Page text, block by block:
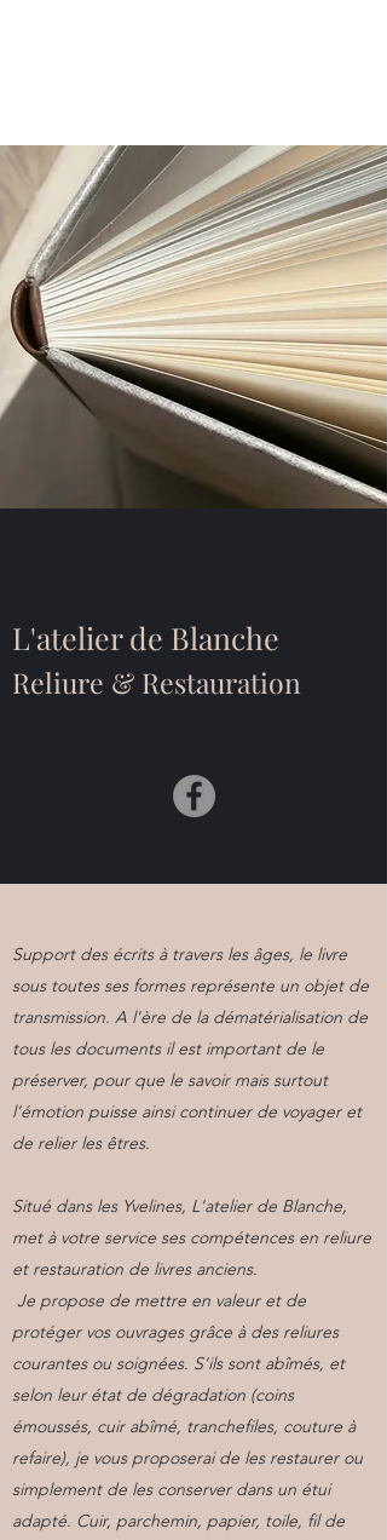
Support des écrits à travers les âges, le livre
sous toutes ses formes représente un objet de
transmission. A l'ère de la dématérialisation de
tous les documents il est important de le
préserver, pour que le savoir mais surtout
l'émotion puisse ainsi continuer de voyager et
de relier les êtres.
Situé dans les Yvelines, L'atelier de Blanche,
met à votre service ses compétences en reliure
et restauration de livres anciens.
Je propose de mettre en valeur et de
protéger vos ouvrages grâce à des reliures
courantes ou soignées. S'ils sont abîmés, et
selon leur état de dégradation (coins
émoussés, cuir abîmé, tranchefiles, couture à
refaire), je vous proposerai de les restaurer ou
simplement de les conserver dans un étui
adapté. Cuir, parchemin, papier, toile, fil de
L'atelier de Blanche
Reliure & Restauration